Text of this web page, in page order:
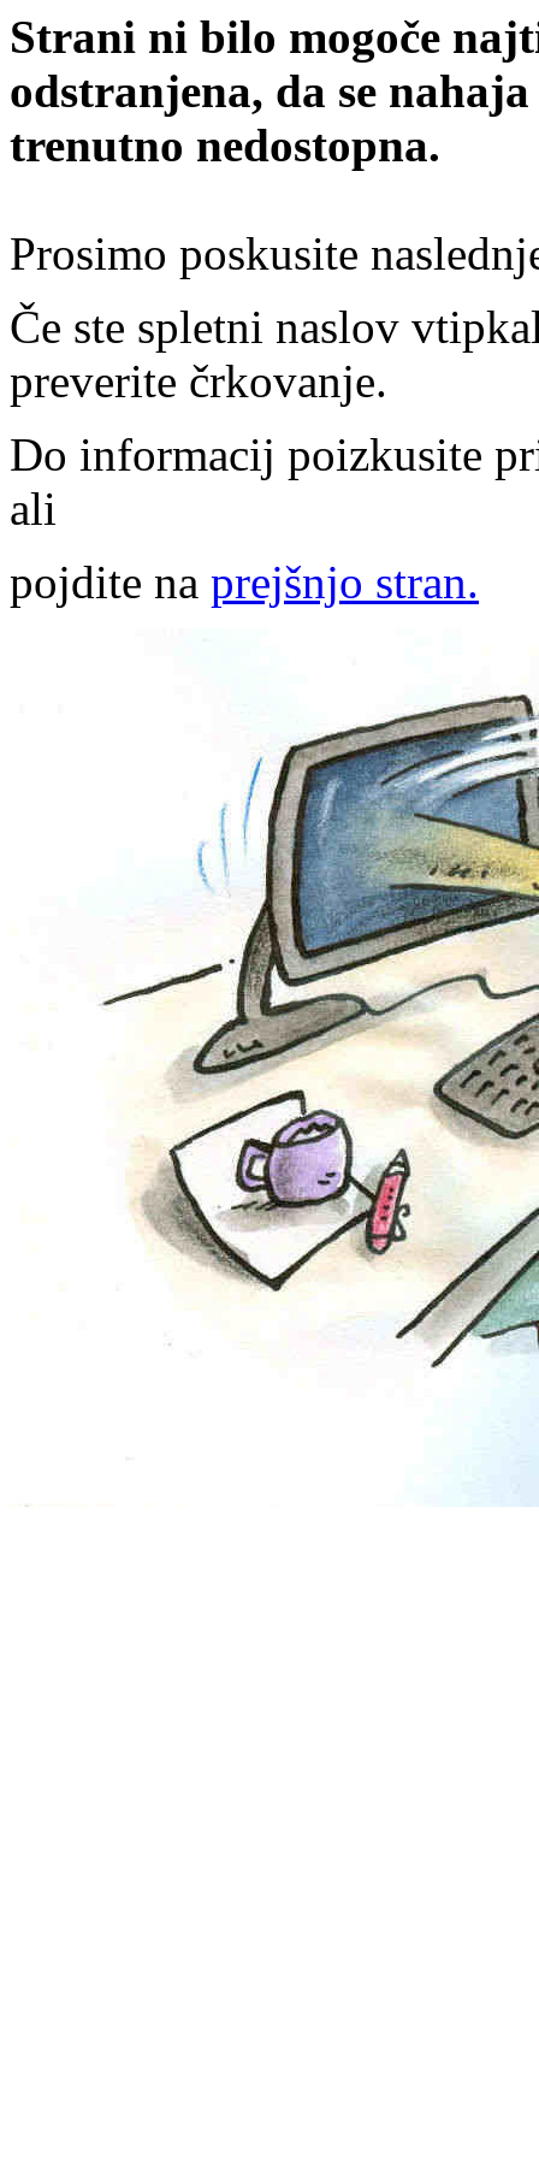
Strani ni bilo mogoče
odstranjena, da se
trenutno nedostopna.
Prosimo poskusite
Če ste spletni naslov
preverite črkovanje.
Do informacij poizkusite
ali
pojdite na prejšnjo stran.